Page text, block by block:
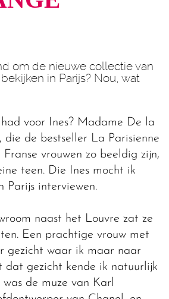
om de nieuwe collectie van
in Parijs? Nou, wat
voor Ines? Madame De la
die de bestseller La Parisienne
Franse vrouwen zo beeldig zijn,
teen. Die Ines mocht ik
Parijs interviewen.
naast het Louvre zat ze
Een prachtige vrouw met
gezicht waar ik maar naar
dat gezicht kende ik natuurlijk
de muze van Karl